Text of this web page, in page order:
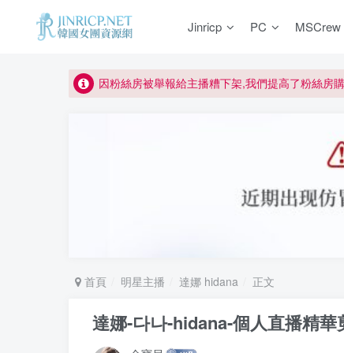
Jinricp PC MSCrew
正版宣告: 警惕盜版網站冒充 Jinricp.net
所有ED2K連結僅支援115網盤/PikPak網盤，其它
正版宣告: 警惕盜版網站冒充 Jinricp.net
首頁 明星主播 達娜 hidana 正文
達娜-다나-hidana-個人直播精